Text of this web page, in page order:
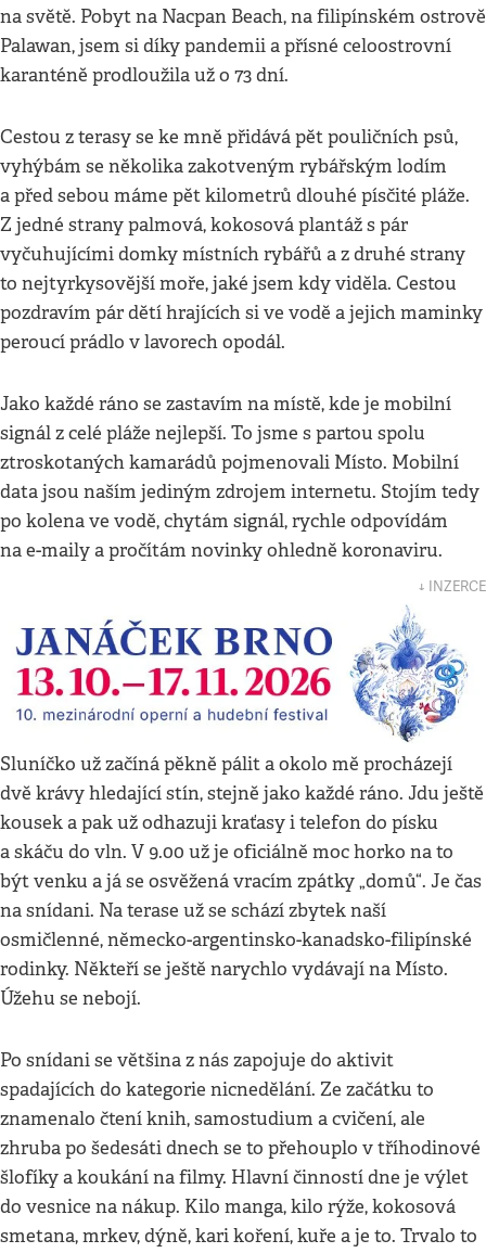
na světě. Pobyt na Nacpan Beach, na filipínském ostrově
Palawan, jsem si díky pandemii a přísné celoostrovní
karanténě prodloužila už o 73 dní.
Cestou z terasy se ke mně přidává pět pouličních psů,
vyhýbám se několika zakotveným rybářským lodím
a před sebou máme pět kilometrů dlouhé písčité pláže.
Z jedné strany palmová, kokosová plantáž s pár
vyčuhujícími domky místních rybářů a z druhé strany
to nejtyrkysovější moře, jaké jsem kdy viděla. Cestou
pozdravím pár dětí hrajících si ve vodě a jejich maminky
peroucí prádlo v lavorech opodál.
Jako každé ráno se zastavím na místě, kde je mobilní
signál z celé pláže nejlepší. To jsme s partou spolu
ztroskotaných kamarádů pojmenovali Místo. Mobilní
data jsou naším jediným zdrojem internetu. Stojím tedy
po kolena ve vodě, chytám signál, rychle odpovídám
na e-maily a pročítám novinky ohledně koronaviru.
↓ INZERCE
Sluníčko už začíná pěkně pálit a okolo mě procházejí
dvě krávy hledající stín, stejně jako každé ráno. Jdu ještě
kousek a pak už odhazuji kraťasy i telefon do písku
a skáču do vln. V 9.00 už je oficiálně moc horko na to
být venku a já se osvěžená vracím zpátky „domů“. Je čas
na snídani. Na terase už se schází zbytek naší
osmičlenné, německo-argentinsko-kanadsko-filipínské
rodinky. Někteří se ještě narychlo vydávají na Místo.
Úžehu se nebojí.
Po snídani se většina z nás zapojuje do aktivit
spadajících do kategorie nicnedělání. Ze začátku to
znamenalo čtení knih, samostudium a cvičení, ale
zhruba po šedesáti dnech se to přehouplo v tříhodinové
šlofíky a koukání na filmy. Hlavní činností dne je výlet
do vesnice na nákup. Kilo manga, kilo rýže, kokosová
smetana, mrkev, dýně, kari koření, kuře a je to. Trvalo to